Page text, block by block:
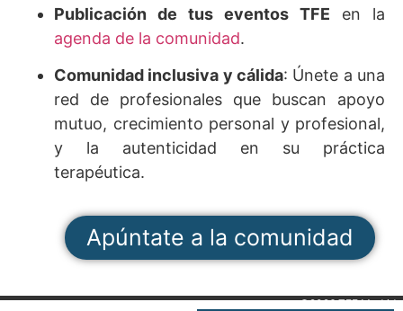
Publicación de tus eventos
TFE en la
agenda de la comunidad.
Comunidad inclusiva y cálida: Únete a una
red de profesionales que buscan apoyo
mutuo, crecimiento personal y profesional,
y la autenticidad en su práctica
terapéutica.
Apúntate a la comunidad
©2026 TFE.Madrid –